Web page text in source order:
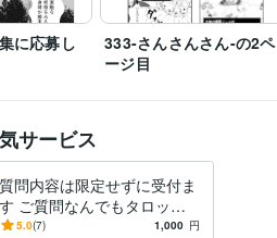
に応募し
333-さんさんさん-の2ペ
ージ目
サービス
質問内容は限定せずに受付ま
す ご質問なんでもタロット
で占います。
5.0(7) 1,000 円